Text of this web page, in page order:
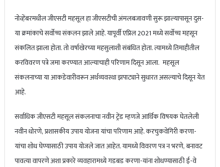
नोव्हेंबरमधील जीएसटी महसूल हा जीएसटीची अंमलबजावणी सुरू झाल्यापासून दुस-
या क्रमांकाचे सर्वोच्च संकलन झाले आहे. यापूर्वी एप्रिल 2021 मध्ये सर्वोच्च महसून
संकलित झाला होता. तो वर्षाखेरच्या महसुलाशी संबंधित होता. त्यामध्ये तिमाहीतील
करविवरण पत्रे जमा करण्यात आल्याचाही परिणाम दिसून आला. महसूल
संकलनाच्या या आकडेवारीवरून अर्थव्यवस्था झपाट्याने सुधारत असल्याचे दिसून येत
आहे.
सर्वाधिक जीएसटी महसूल संकलनाचा नवीन ट्रेंड म्हणजे आर्थिक विषयक घेतलेली
नवीन धोरणे, प्रशासकीय उपाय योजना यांचा परिणाम आहे. करचुकवेगिरी करणा-
यांचा शोध घेण्यासाठी उपाय योजले जात आहेत. यामध्ये विवरण पत्र न भरणे, बनावट
पावत्या वापरणे अशा प्रकारे व्यवहारामध्ये गडबड करणा-यांना शोधण्यासाठी ई-वे